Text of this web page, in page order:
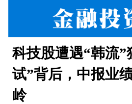
科技股遭遇“韩流”
试”背后，中报业
岭